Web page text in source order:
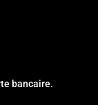
bancaire.